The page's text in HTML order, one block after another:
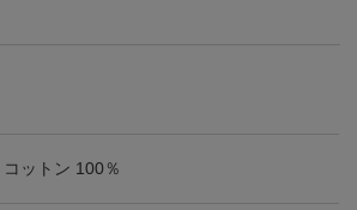
コットン 100％